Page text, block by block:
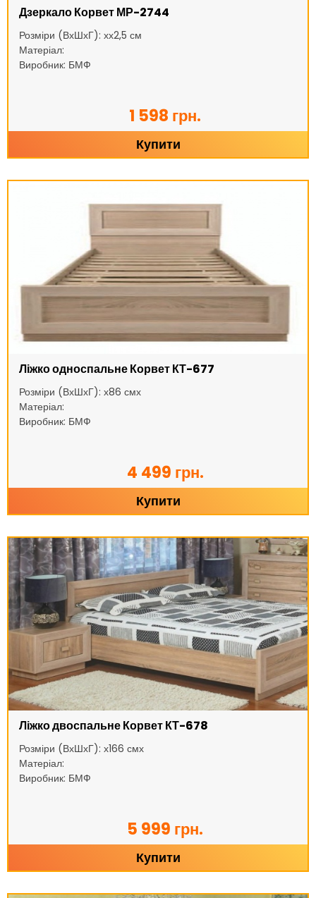
Дзеркало Корвет МР-2744
Розміри (ВхШхГ): хх2,5 см
Матеріал:
Виробник: БМФ
1 598 грн.
Купити
Ліжко односпальне Корвет КТ-677
Розміри (ВхШхГ): х86 смх
Матеріал:
Виробник: БМФ
4 499 грн.
Купити
Ліжко двоспальне Корвет КТ-678
Розміри (ВхШхГ): х166 смх
Матеріал:
Виробник: БМФ
5 999 грн.
Купити